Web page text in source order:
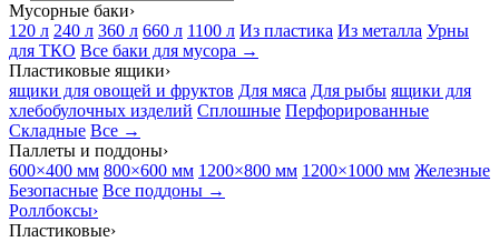
Мусорные баки›
120 л 240 л 360 л 660 л 1100 л Из пластика Из металла Урны
для ТКО Все баки для мусора →
Пластиковые ящики›
ящики для овощей и фруктов Для мяса Для рыбы ящики для
хлебобулочных изделий Сплошные Перфорированные
Складные Все →
Паллеты и поддоны›
600×400 мм 800×600 мм 1200×800 мм 1200×1000 мм Железные
Безопасные Все поддоны →
Роллбоксы›
Пластиковые›